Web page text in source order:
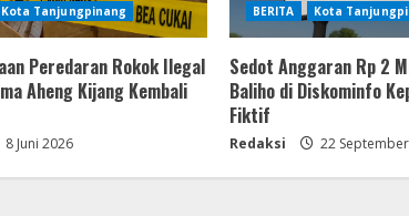
Kota Tanjungpinang
Peredaran Rokok Ilegal
Aheng Kijang Kembali
8 Juni 2026
BERITA Kota
Sedot Anggaran Rp 2
Baliho di Diskominfo
Fiktif
Redaksi 22